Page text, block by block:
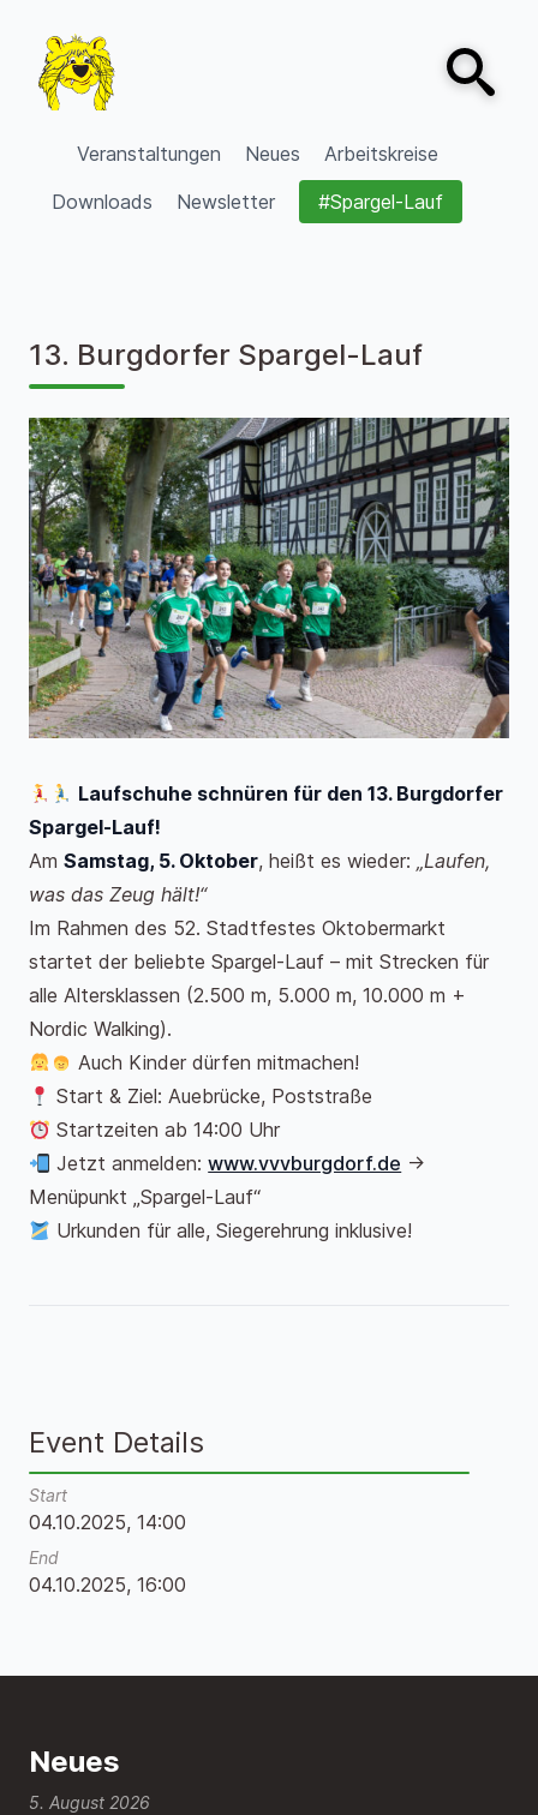
VVV Burgdorf
Veranstaltungen Neues
Arbeitskreise
Downloads
Newsletter #Spargel-Lauf
Open
13. Burgdorfer Spargel-Lauf
Laufschuhe schnüren für den 13. Burgdorfer
Spargel-Lauf!
Am Samstag, 5. Oktober, heißt es wieder: „Laufen,
was das Zeug hält!“
Im Rahmen des 52. Stadtfestes Oktobermarkt
startet der beliebte Spargel-Lauf – mit Strecken für
alle Altersklassen (2.500 m, 5.000 m, 10.000 m +
Nordic Walking).
Auch Kinder dürfen mitmachen!
Start & Ziel: Auebrücke, Poststraße
Startzeiten ab 14:00 Uhr
Jetzt anmelden:www.vvvburgdorf.de →
Menüpunkt „Spargel-Lauf“
Urkunden für alle, Siegerehrung inklusive!
Event Details
Start
04.10.2025, 14:00
End
04.10.2025, 16:00
Neues
5. August 2026